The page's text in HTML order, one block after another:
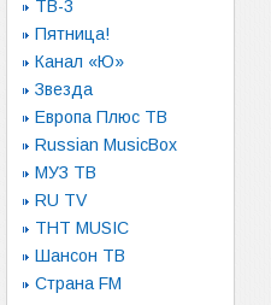
ТВ-3
Пятница!
Канал «Ю»
Звезда
Европа Плюс ТВ
Russian MusicBox
МУЗ ТВ
RU TV
ТНТ MUSIC
Шансон ТВ
Страна FM